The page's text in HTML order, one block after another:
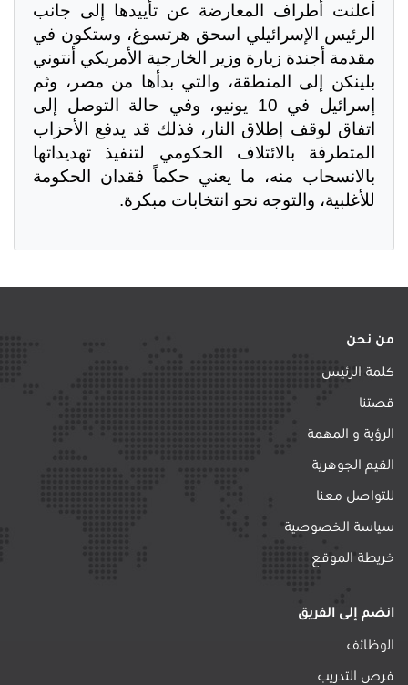
أعلنت أطراف المعارضة عن تأييدها إلى جانب
الرئيس الإسرائيلي اسحق هرتسوغ، وستكون في
مقدمة أجندة زيارة وزير الخارجية الأمريكي أنتوني
بلينكن إلى المنطقة، والتي بدأها من مصر، وثم
إسرائيل في 10 يونيو، وفي حالة التوصل إلى
اتفاق لوقف إطلاق النار، فذلك قد يدفع الأحزاب
المتطرفة بالائتلاف الحكومي لتنفيذ تهديداتها
بالانسحاب منه، ما يعني حكماً فقدان الحكومة
للأغلبية، والتوجه نحو انتخابات مبكرة.
من نحن
كلمة الرئيس
قصتنا
الرؤية و المهمة
القيم الجوهرية
للتواصل معنا
سياسة الخصوصية
خريطة الموقع
انضم إلى الفريق
الوظائف
فرص التدريب